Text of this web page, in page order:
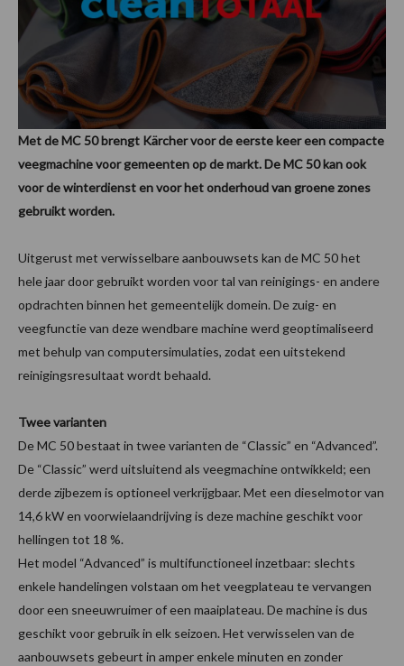
Met de MC 50 brengt Kärcher voor de eerste keer een compacte
veegmachine voor gemeenten op de markt. De MC 50 kan ook
voor de winterdienst en voor het onderhoud van groene zones
gebruikt worden.
Uitgerust met verwisselbare aanbouwsets kan de MC 50 het
hele jaar door gebruikt worden voor tal van reinigings- en andere
opdrachten binnen het gemeentelijk domein. De zuig- en
veegfunctie van deze wendbare machine werd geoptimaliseerd
met behulp van computersimulaties, zodat een uitstekend
reinigingsresultaat wordt behaald.
Twee varianten
De MC 50 bestaat in twee varianten de “Classic” en “Advanced”.
De “Classic” werd uitsluitend als veegmachine ontwikkeld; een
derde zijbezem is optioneel verkrijgbaar. Met een dieselmotor van
14,6 kW en voorwielaandrijving is deze machine geschikt voor
hellingen tot 18 %.
Het model “Advanced” is multifunctioneel inzetbaar: slechts
enkele handelingen volstaan om het veegplateau te vervangen
door een sneeuwruimer of een maaiplateau. De machine is dus
geschikt voor gebruik in elk seizoen. Het verwisselen van de
aanbouwsets gebeurt in amper enkele minuten en zonder